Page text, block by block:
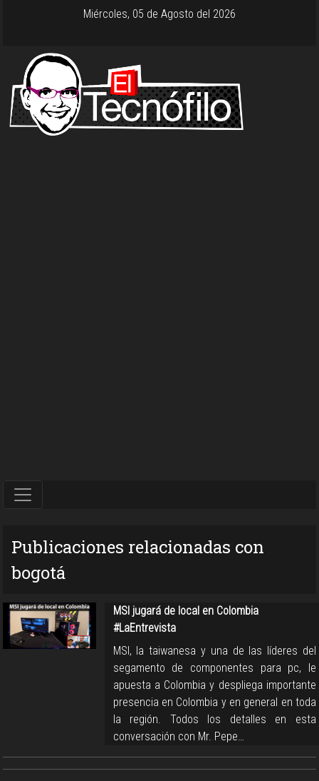
Miércoles, 05 de Agosto del 2026
Publicaciones relacionadas con
bogotá
MSI jugará de local en Colombia
#LaEntrevista
MSI, la taiwanesa y una de las líderes del
segamento de componentes para pc, le
apuesta a Colombia y despliega importante
presencia en Colombia y en general en toda
la región. Todos los detalles en esta
conversación con Mr. Pepe…